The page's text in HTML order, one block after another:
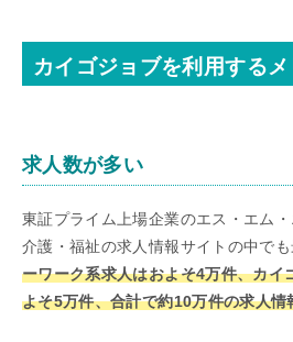
カイゴジョブを利用するメ
求人数が多い
東証プライム上場企業のエス・エム・
介護・福祉の求人情報サイトの中で
ーワーク系求人はおよそ4万件、カイ
よそ5万件、合計で約10万件の求人情